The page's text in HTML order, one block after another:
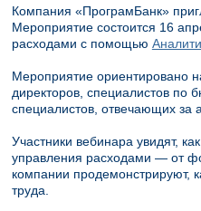
Компания «ПрограмБанк»
Мероприятие состоится 16
расходами с помощью
Мероприятие ориентировано
директоров, специалистов по
специалистов, отвечающих за
Участники вебинара увидят,
управления расходами — от
компании продемонстрируют,
труда.